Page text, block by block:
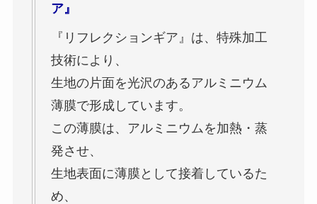
ア』
『リフレクションギア』は、特殊加工
技術により、
生地の片面を光沢のあるアルミニウム
薄膜で形成しています。
この薄膜は、アルミニウムを加熱・蒸
発させ、
生地表面に薄膜として接着しているた
め、